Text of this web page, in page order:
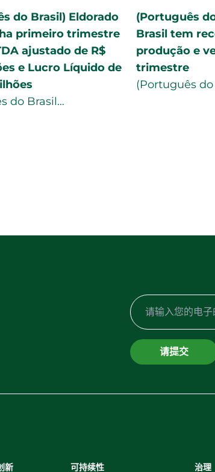
do Brasil) MS se
na ‘bola da vez’ da
celulose e ganha
do Brasil…
Eldorado
tri com
ajuda do
A produção de
请提交
新 可持续性 治理